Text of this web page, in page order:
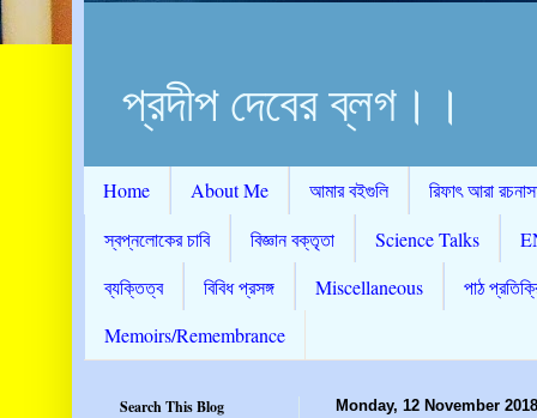
প্রদীপ দেবের ব্লগ।।
Home About Me আমার বইগুলি
রিফাৎ আরা
স্বপ্নলোকের চাবি
বিজ্ঞান বক্তৃতা Science Talks
ব্যক্তিত্ব
বিবিধ প্রসঙ্গ Miscellaneous
পাঠ
Memoirs/Remembrance
Monday, 12 November 2018
Search This Blog